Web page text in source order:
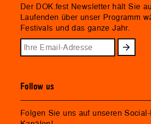
Der DOK.fest Newsletter hält Sie
Laufenden über unser Programm
Festivals und das ganze Jahr.
Follow us
Folgen Sie uns auf unseren